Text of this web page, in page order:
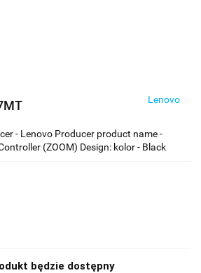
Lenovo
- Lenovo Producer product name -
(ZOOM) Design: kolor - Black
będzie dostępny